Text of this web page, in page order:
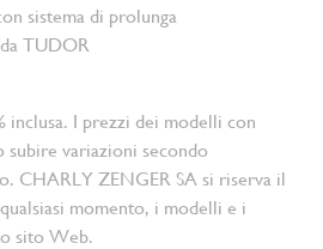
sistema di prolunga
TUDOR
inclusa. I prezzi dei modelli con
subire variazioni secondo
CHARLY ZENGER SA si riserva il
momento, i modelli e i
sito Web.